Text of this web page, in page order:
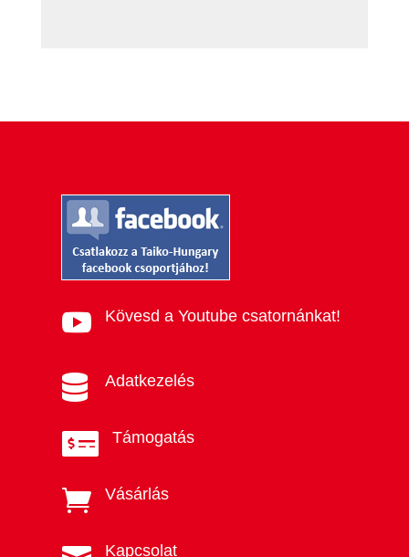
 Kövesd a Youtube csatornánkat!
 Adatkezelés
 Támogatás
 Vásárlás
Kapcsolat